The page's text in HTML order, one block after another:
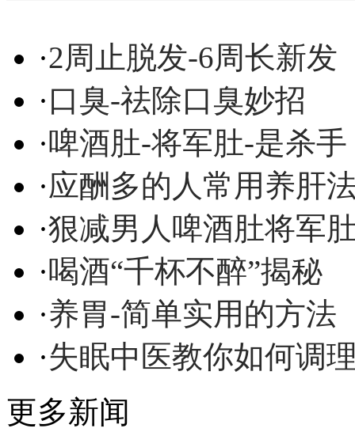
·2周止脱发-6周长新发
·口臭-祛除口臭妙招
·啤酒肚-将军肚-是杀手
·应酬多的人常用养肝
·狠减男人啤酒肚将军
·喝酒“千杯不醉”揭秘
·养胃-简单实用的方法
·失眠中医教你如何调
更多新闻